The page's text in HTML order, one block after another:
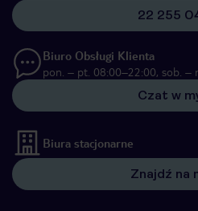
22 255
Biuro Obsługi Klienta
pon. – pt. 08:00–22:00, sob. –
Czat w
Biura stacjonarne
Znajdź na